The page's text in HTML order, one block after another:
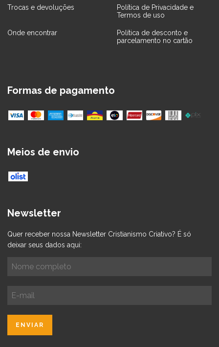
Trocas e devoluções
Política de Privacidade e
Termos de uso
Onde encontrar
Política de desconto e
parcelamento no cartão
Formas de pagamento
Meios de envio
Newsletter
Quer receber nossa Newsletter Cristianismo Criativo? É só
deixar seus dados aqui: